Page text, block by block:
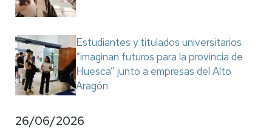
Estudiantes y titulados universitarios
“imaginan futuros para la provincia de
Huesca” junto a empresas del Alto
Aragón
26/06/2026